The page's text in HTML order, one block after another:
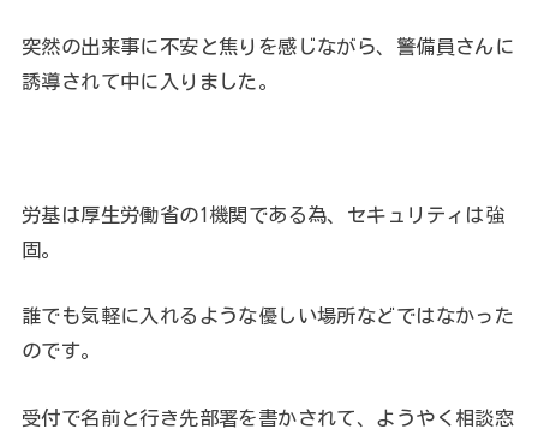
突然の出来事に不安と焦りを感じながら、警備員さんに
誘導されて中に入りました。
労基は厚生労働省の1機関である為、セキュリティは強
固。
誰でも気軽に入れるような優しい場所などではなかった
のです。
受付で名前と行き先部署を書かされて、ようやく相談窓